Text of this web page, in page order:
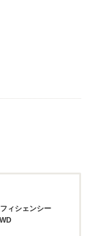
ィシェンシー